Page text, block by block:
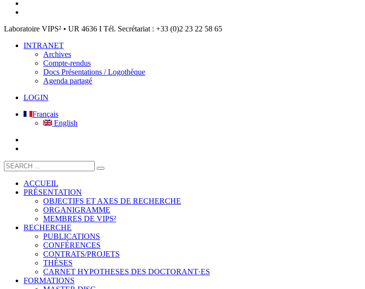
Laboratoire VIPS² • UR 4636 I Tél. Secrétariat : +33 (0)2 23 22 58 65
INTRANET
Archives
Compte-rendus
Docs Présentations / Logothèque
Agenda partagé
LOGIN
Français
English
ACCUEIL
PRÉSENTATION
OBJECTIFS ET AXES DE RECHERCHE
ORGANIGRAMME
MEMBRES DE VIPS²
RECHERCHE
PUBLICATIONS
CONFÉRENCES
CONTRATS/PROJETS
THÈSES
CARNET HYPOTHESES DES DOCTORANT·ES
FORMATIONS